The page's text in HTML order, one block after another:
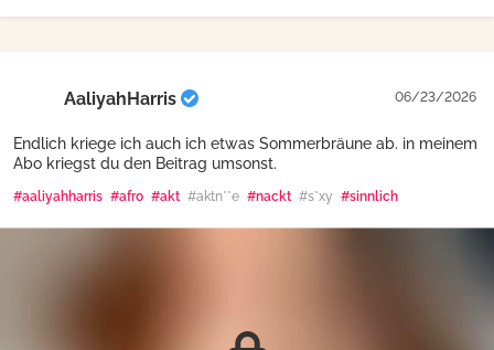
AaliyahHarris 06/23/2026
Endlich kriege ich auch ich etwas Sommerbräune ab. in meinem
Abo kriegst du den Beitrag umsonst.
#aaliyahharris #afro #akt #aktn**e #nackt #s*xy #sinnlich